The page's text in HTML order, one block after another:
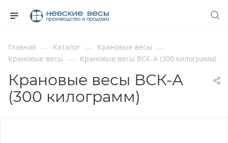
Главная — Каталог — Крановые весы —
Крановые весы — Крановые весы ВСК-А (300 килограмм)
Крановые весы ВСК-А
(300 килограмм)